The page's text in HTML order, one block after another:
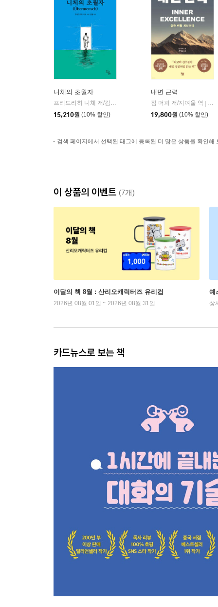
니체의 초월자
프리드리히 니체 저/김철 편역
15,210원 (10% 할인)
내면 근력
짐 머피 저/지여울 역
윌
19,800원 (10% 할인)
검색 페이지에서 선택된 태그에 등록된 더 많은 상품을 확인해
이 상품의 이벤트 (7개)
이달의 책 8월 : 산리오캐릭터즈 유리컵
2026년 08월 01일 ~ 2026년 08월 31일
예
상
카드뉴스로 보는 책